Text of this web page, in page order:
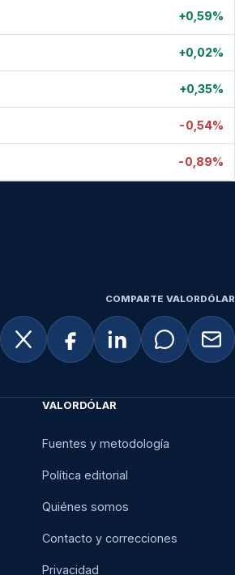
+0,59%
+0,02%
+0,35%
-0,54%
-0,89%
COMPARTE VALORDÓLAR
VALORDÓLAR
Fuentes y metodología
Política editorial
Quiénes somos
Contacto y correcciones
Privacidad